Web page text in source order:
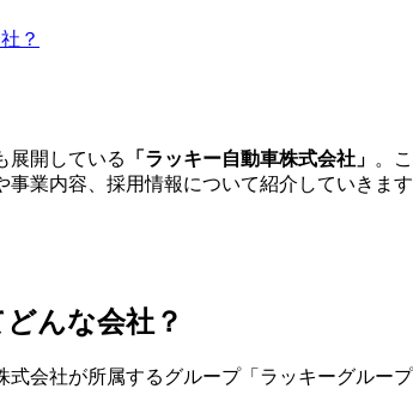
？
展開している 「ラッキー自動車株式会社」 。
業内容、採用情報について紹介していきます
んな会社？
会社が所属するグループ「ラッキーグルー